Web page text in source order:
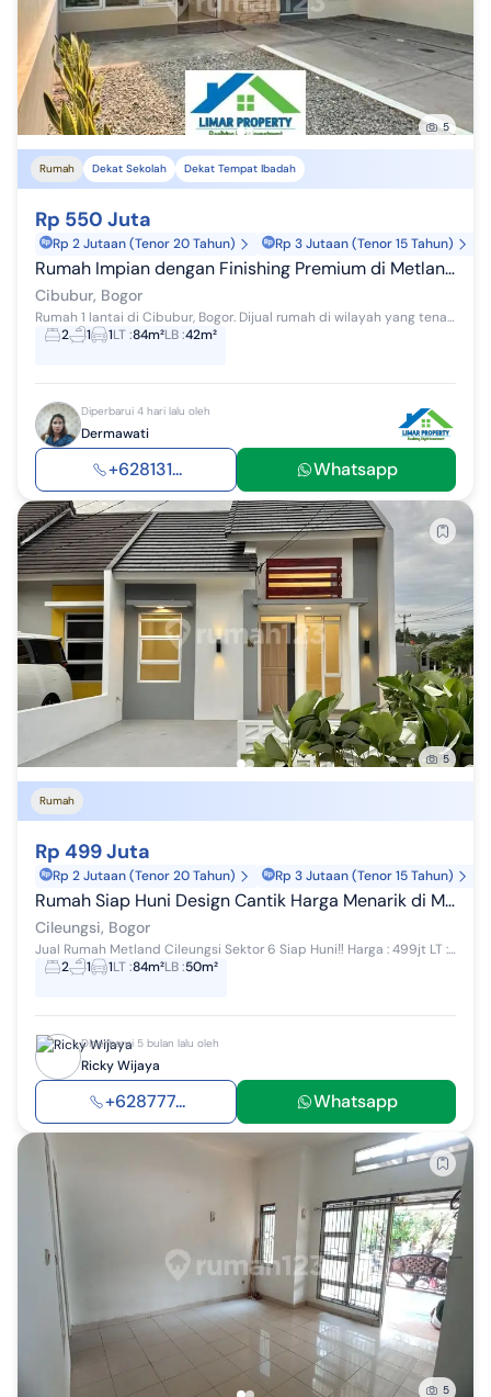
5
Rumah Dekat Sekolah Dekat Tempat Ibadah
Rp 550 Juta
Rp 2 Jutaan (Tenor 20 Tahun) Rp 3 Jutaan (Tenor 15 Tahun)
Rumah Impian dengan Finishing Premium di Metland Cileungsi
Cibubur, Bogor
Rumah 1 lantai di Cibubur, Bogor. Dijual rumah di wilayah yang tenang. Properti 1 lantai ini berada di lingkungan strategis. Rinciannya adalah se...
2
1 1LT:84m²LB:42m²
Diperbarui 4 hari lalu oleh
Dermawati
+628131... Whatsapp
5
Rumah
Rp 499 Juta
Rp 2 Jutaan (Tenor 20 Tahun) Rp 3 Jutaan (Tenor 15 Tahun)
Rumah Siap Huni Design Cantik Harga Menarik di Metland Cileungsi
Cileungsi, Bogor
Jual Rumah Metland Cileungsi Sektor 6 Siap Huni‼️ Harga : 499jt LT : 84 m2 LB : 50 m2 KT : 2 KM : 1 Listrik : 1300VA Hadap : Selatan Air : Su...
2
1 1LT:84m²LB:50m²
Diperbarui 5 bulan lalu oleh
Ricky Wijaya
+628777... Whatsapp
5